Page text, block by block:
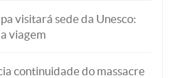
visitará sede da Unesco:
viagem
continuidade do massacre